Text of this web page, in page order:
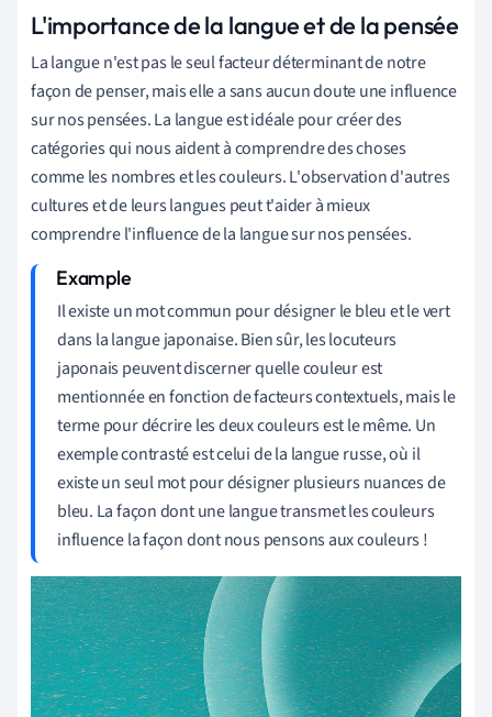
L'importance de la langue et de la pensée
La langue n'est pas le seul facteur déterminant de notre
façon de penser, mais elle a sans aucun doute une influence
sur nos pensées. La langue est idéale pour créer des
catégories qui nous aident à comprendre des choses
comme les nombres et les couleurs. L'observation d'autres
cultures et de leurs langues peut t'aider à mieux
comprendre l'influence de la langue sur nos pensées.
Il existe un mot commun pour désigner le bleu et le vert
dans la langue japonaise. Bien sûr, les locuteurs
japonais peuvent discerner quelle couleur est
mentionnée en fonction de facteurs contextuels, mais le
terme pour décrire les deux couleurs est le même. Un
exemple contrasté est celui de la langue russe, où il
existe un seul mot pour désigner plusieurs nuances de
bleu. La façon dont une langue transmet les couleurs
influence la façon dont nous pensons aux couleurs !